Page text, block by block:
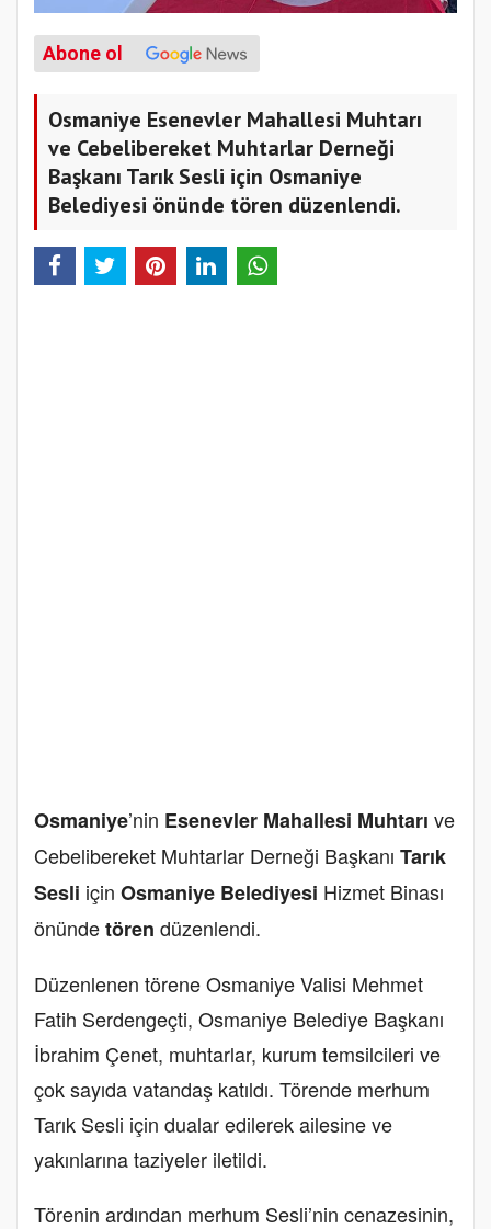
Abone ol
Osmaniye Esenevler Mahallesi Muhtarı
ve Cebelibereket Muhtarlar Derneği
Başkanı Tarık Sesli için Osmaniye
Belediyesi önünde tören düzenlendi.
Osmaniye’nin Esenevler Mahallesi Muhtarı ve
Cebelibereket Muhtarlar Derneği Başkanı Tarık
Sesli için Osmaniye Belediyesi Hizmet Binası
önündetören düzenlendi.
Düzenlenen törene Osmaniye Valisi Mehmet
Fatih Serdengeçti, Osmaniye Belediye Başkanı
İbrahim Çenet, muhtarlar, kurum temsilcileri ve
çok sayıda vatandaş katıldı. Törende merhum
Tarık Sesli için dualar edilerek ailesine ve
yakınlarına taziyeler iletildi.
Törenin ardından merhum Sesli’nin cenazesinin,